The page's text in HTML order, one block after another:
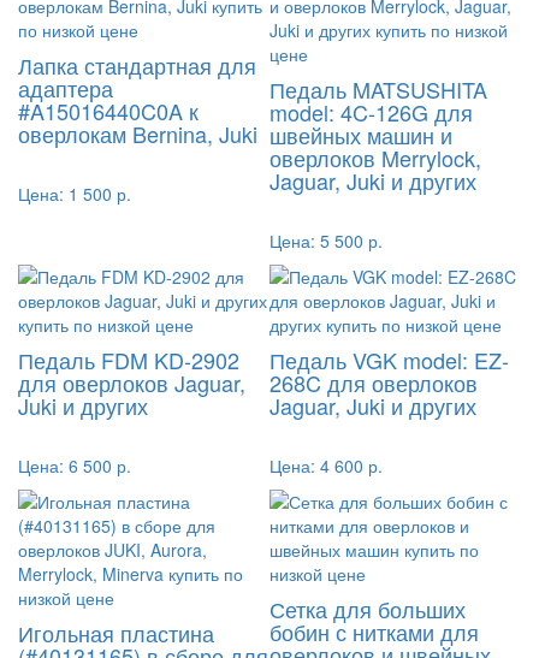
Лапка стандартная для
адаптера
#A15016440C0A к
оверлокам Bernina, Juki
Цена: 1 500 р.
Педаль MATSUSHITA
model: 4C-126G для
швейных машин и
оверлоков Merrylock,
Jaguar, Juki и других
Цена: 5 500 р.
Педаль FDM KD-2902
для оверлоков Jaguar,
Juki и других
Цена: 6 500 р.
Педаль VGK model: EZ-
268C для оверлоков
Jaguar, Juki и других
Цена: 4 600 р.
Игольная пластина
Сетка для больших
бобин с нитками для